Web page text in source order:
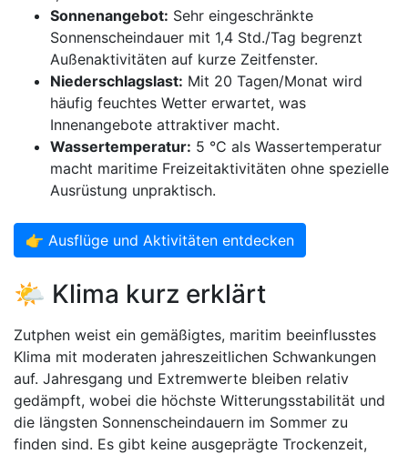
Sonnenangebot: Sehr eingeschränkte
Sonnenscheindauer mit 1,4 Std./Tag begrenzt
Außenaktivitäten auf kurze Zeitfenster.
Niederschlagslast: Mit 20 Tagen/Monat wird
häufig feuchtes Wetter erwartet, was
Innenangebote attraktiver macht.
Wassertemperatur: 5 °C als Wassertemperatur
macht maritime Freizeitaktivitäten ohne spezielle
Ausrüstung unpraktisch.
👉 Ausflüge und Aktivitäten entdecken
🌤️ Klima kurz erklärt
Zutphen weist ein gemäßigtes, maritim beeinflusstes
Klima mit moderaten jahreszeitlichen Schwankungen
auf. Jahresgang und Extremwerte bleiben relativ
gedämpft, wobei die höchste Witterungsstabilität und
die längsten Sonnenscheindauern im Sommer zu
finden sind. Es gibt keine ausgeprägte Trockenzeit,